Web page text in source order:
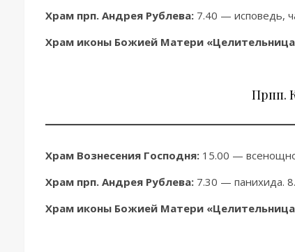
Храм прп. Андрея Рублева: 7.40 — исповедь,
Храм иконы Божией Матери
Прпп.
Храм Вознесения Господня: 15.00 —
Храм прп. Андрея Рублева: 7.30 — панихида.
Храм иконы Божией Матери